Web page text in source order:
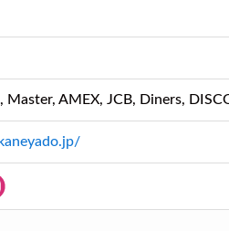
Master, AMEX, JCB, Diners,